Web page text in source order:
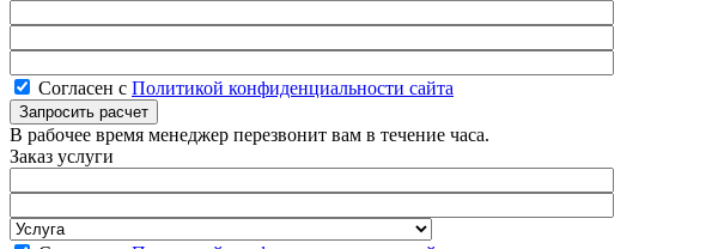
Согласен с Политикой конфиденциальности сайта
В рабочее время менеджер перезвонит вам в течение часа.
Заказ услуги